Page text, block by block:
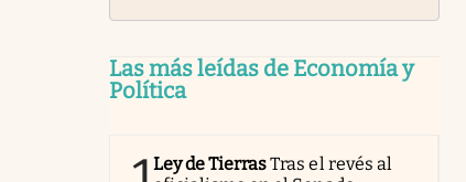
Las más leídas de Economía y
Política
Ley de TierrasTras el revés al